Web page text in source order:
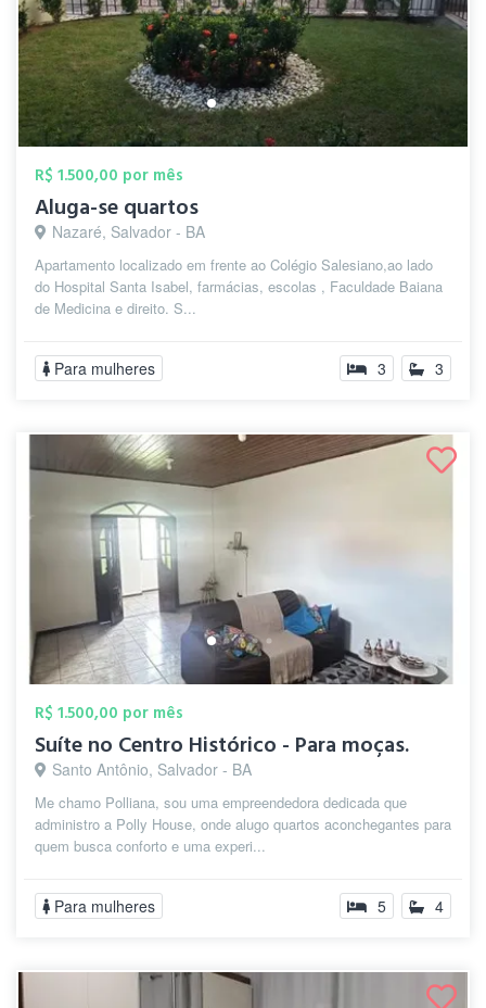
R$ 1.500,00 por mês
Aluga-se quartos
Nazaré, Salvador - BA
Apartamento localizado em frente ao Colégio Salesiano,ao lado
do Hospital Santa Isabel, farmácias, escolas , Faculdade Baiana
de Medicina e direito. S...
Para mulheres 3 3
R$ 1.500,00 por mês
Suíte no Centro Histórico - Para moças.
Santo Antônio, Salvador - BA
Me chamo Polliana, sou uma empreendedora dedicada que
administro a Polly House, onde alugo quartos aconchegantes para
quem busca conforto e uma experi...
Para mulheres 5 4